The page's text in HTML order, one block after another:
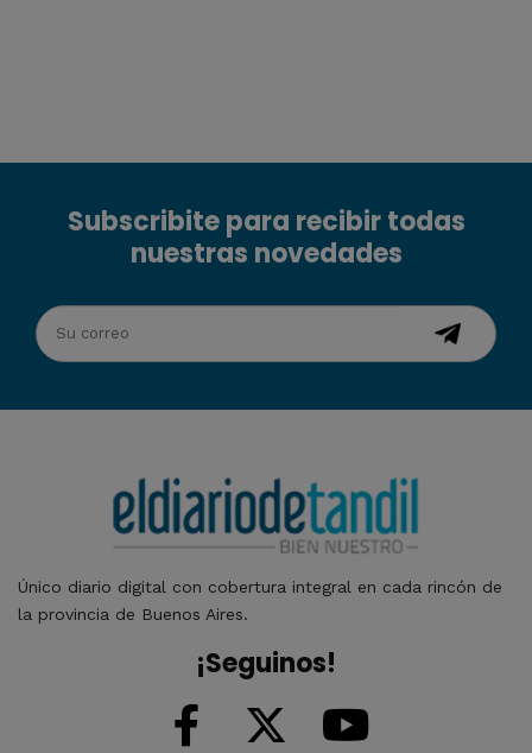
Subscribite para recibir todas
nuestras novedades
Único diario digital con cobertura integral en cada rincón de
la provincia de Buenos Aires.
¡Seguinos!